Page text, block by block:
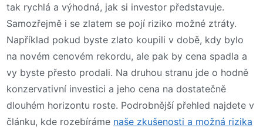
tak rychlá a výhodná, jak si investor představuje.
Samozřejmě i se zlatem se pojí riziko možné ztráty.
Například pokud byste zlato koupili v době, kdy bylo
na novém cenovém rekordu, ale pak by cena spadla a
vy byste přesto prodali. Na druhou stranu jde o hodně
konzervativní investici a jeho cena na dostatečně
dlouhém horizontu roste. Podrobnější přehled najdete v
článku, kde rozebíráme naše zkušenosti a možná rizika